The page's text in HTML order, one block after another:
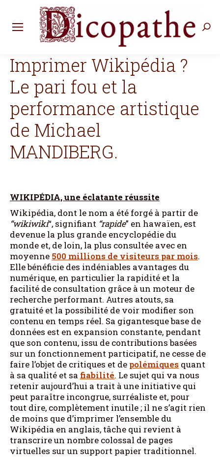
Imprimer Wikipédia ?
Le pari fou et la
performance artistique
de Michael
MANDIBERG.
WIKIPÉDIA, une éclatante réussite
Wikipédia, dont le nom a été forgé à partir de
“wikiwiki“, signifiant “rapide” en hawaïen, est
devenue la plus grande encyclopédie du
monde et, de loin, la plus consultée avec en
moyenne 500 millions de visiteurs par mois.
Elle bénéficie des indéniables avantages du
numérique, en particulier la rapidité et la
facilité de consultation grâce à un moteur de
recherche performant. Autres atouts, sa
gratuité et la possibilité de voir modifier son
contenu en temps réel. Sa gigantesque base de
données est en expansion constante, pendant
que son contenu, issu de contributions basées
sur un fonctionnement participatif, ne cesse de
faire l’objet de critiques et de polémiques quant
à sa qualité et sa fiabilité. Le sujet qui va nous
retenir aujourd’hui a trait à une initiative qui
peut paraître incongrue, surréaliste et, pour
tout dire, complètement inutile ; il ne s’agit rien
de moins que d’imprimer l’ensemble du
Wikipédia en anglais, tâche qui revient à
transcrire un nombre colossal de pages
virtuelles sur un support papier traditionnel.